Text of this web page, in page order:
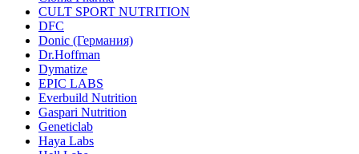
CULT SPORT NUTRITION
DFC
Donic (Германия)
Dr.Hoffman
Dymatize
EPIC LABS
Everbuild Nutrition
Gaspari Nutrition
Geneticlab
Haya Labs